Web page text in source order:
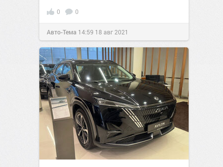
0 0
Авто-Тема 14:59 18 авг 2021